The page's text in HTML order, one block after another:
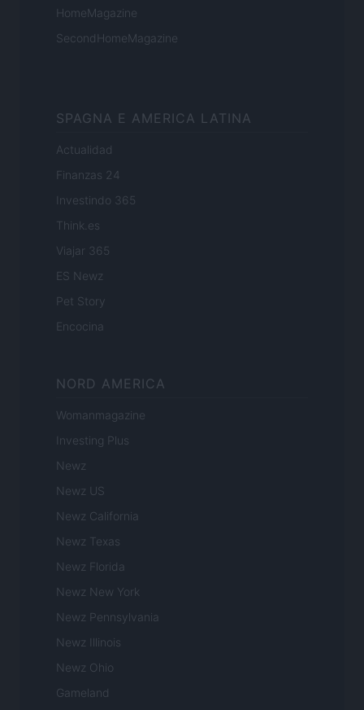
HomeMagazine
SecondHomeMagazine
SPAGNA E AMERICA LATINA
Actualidad
Finanzas 24
Investindo 365
Think.es
Viajar 365
ES Newz
Pet Story
Encocina
NORD AMERICA
Womanmagazine
Investing Plus
Newz
Newz US
Newz California
Newz Texas
Newz Florida
Newz New York
Newz Pennsylvania
Newz Illinois
Newz Ohio
Gameland